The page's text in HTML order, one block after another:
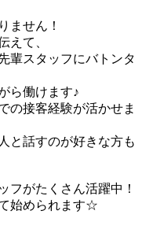
ません！
えて、
輩スタッフにバトンタ
ら働けます♪
の接客経験が活かせま
と話すのが好きな方も
がたくさん活躍中！
始められます☆